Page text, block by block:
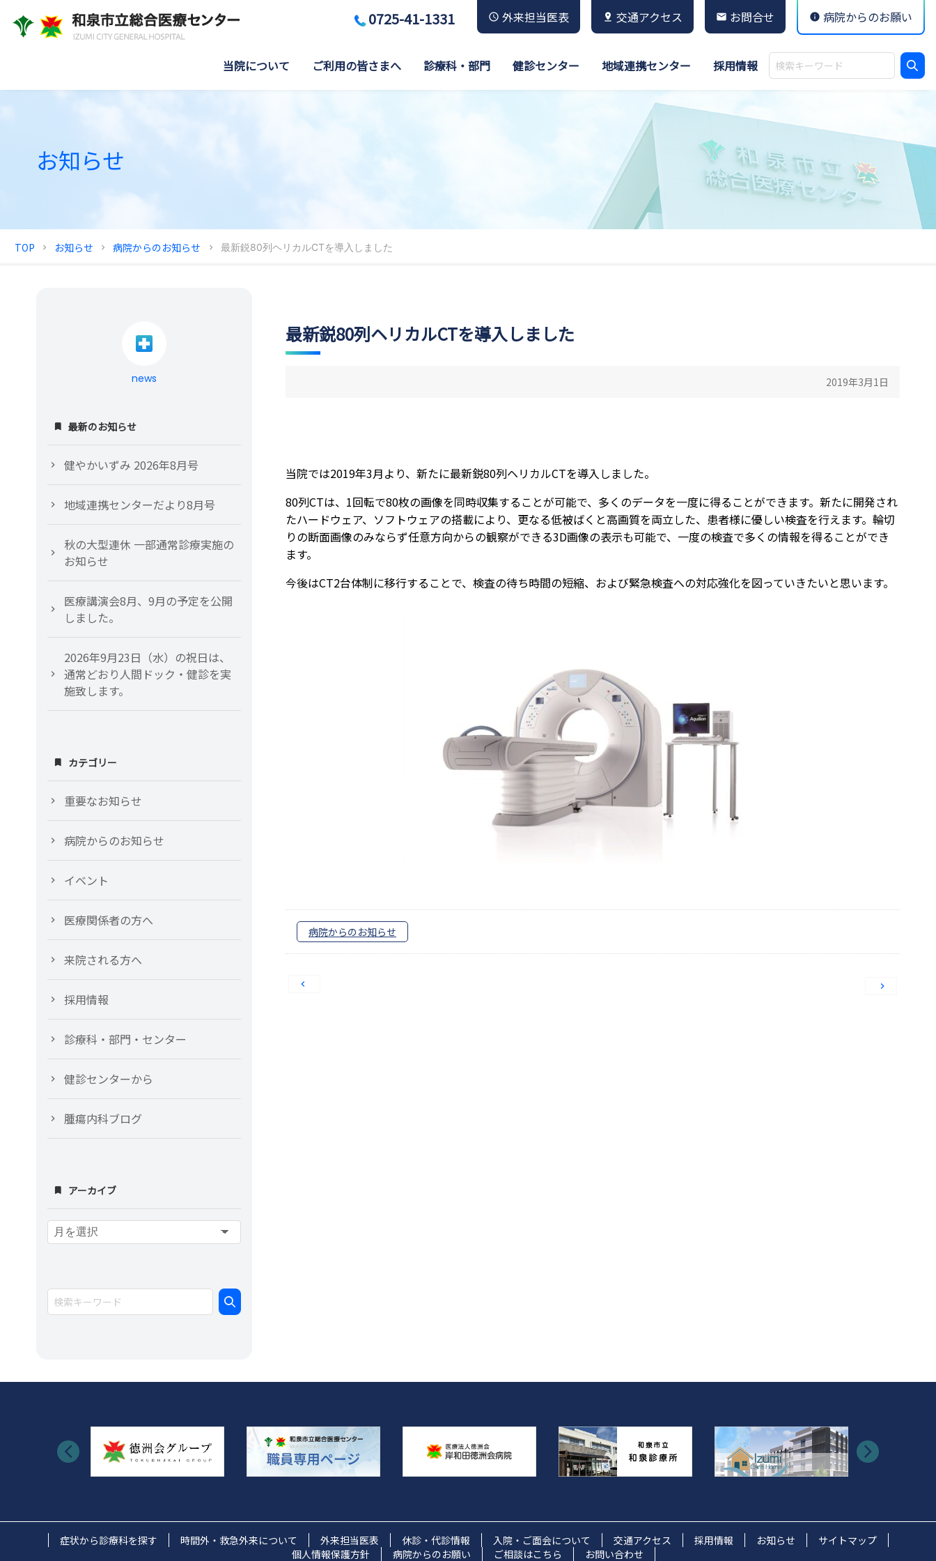
0725-41-1331 外来担当医表 交通アクセス お問合せ 病院からのお願い
当院について ご利用の皆さまへ 診療科・部門 健診センター 地域連携センター 採用情報
お知らせ
TOP chevron_right お知らせ chevron_right 病院からのお知らせ chevron_right 最新鋭80列ヘリカルCTを導入しました
最新鋭80列ヘリカルCTを導入しました
2019年3月1日
当院では2019年3月より、新たに最新鋭80列ヘリカルCTを導入しました。
80列CTは、1回転で80枚の画像を同時収集することが可能で、多くのデータを一度に得ることができます。 新たに開発され
たハードウェア、ソフトウェアの搭載により、更なる低被ばくと高画質を両立した、患者様に優しい検査を行えます。輪切
りの断面画像のみならず任意方向からの観察ができる3D画像の表示も可能で、一度の検査で多くの情報を得ることができ
ます。
今後はCT2台体制に移行することで、検査の待ち時間の短縮、および緊急検査への対応強化を図っていきたいと思います。
病院からのお知らせ
投
news
最新のお知らせ
健やかいずみ 2026年8月号
地域連携センターだより8月号
秋の大型連休 一部通常診療実施の
お知らせ
医療講演会8月、9月の予定を公開
しました。
2026年9月23日（水）の祝日は、
通常どおり人間ドック・健診を実
施致します。
カテゴリー
重要なお知らせ
病院からのお知らせ
イベント
医療関係者の方へ
来院される方へ
採用情報
診療科・部門・センター
健診センターから
腫瘍内科ブログ
アーカイブ
ー
カ
症状から診療科を探す 時間外・救急外来について 外来担当医表 休診・代診情報 入院・ご面会について 交通アクセス 採用情報 お知らせ
サイトマップ
個人情報保護方針
病院からのお願い ご相談はこちら お問い合わせ